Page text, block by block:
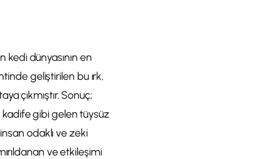
kedi dünyasının en
geliştirilen bu ırk,
çıkmıştır. Sonuç;
gibi gelen tüysüz
odaklı ve zeki
ve etkileşimi